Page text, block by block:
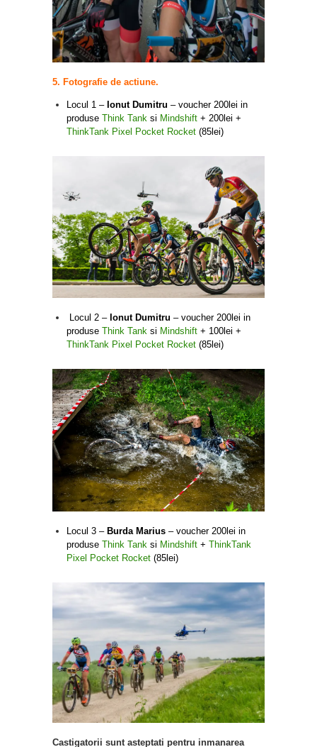
5. Fotografie de actiune.
Locul 1 – Ionut Dumitru – voucher 200lei in
produse Think Tank si Mindshift + 200lei +
ThinkTank Pixel Pocket Rocket (85lei)
Locul 2 – Ionut Dumitru – voucher 200lei in
produse Think Tank si Mindshift + 100lei +
ThinkTank Pixel Pocket Rocket (85lei)
Locul 3 – Burda Marius – voucher 200lei in
produse Think Tank si Mindshift + ThinkTank
Pixel Pocket Rocket (85lei)
Castigatorii sunt asteptati pentru inmanarea